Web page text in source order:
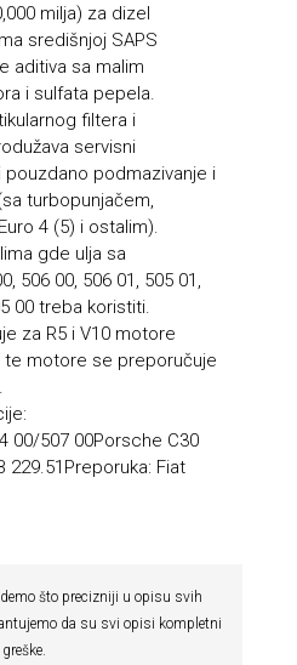
milja) za dizel
središnjoj SAPS
aditiva sa malim
i sulfata pepela.
filtera i
servisni
podmazivanje i
turbopunjačem,
4 (5) i ostalim).
gde ulja sa
506 00, 506 01, 505 01,
00 treba koristiti.
za R5 i V10 motore
te motore se preporučuje
00/507 00Porsche С30
229.51Preporuka: Fiat
što precizniji u opisu svih
da su svi opisi kompletni